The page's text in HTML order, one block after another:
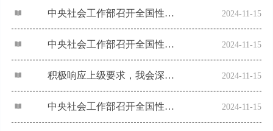
中央社会工作部召开全国性行业协会商会全面从严治党暨党的建设工作会议 2024-11-15
中央社会工作部召开全国性行业协会商会全面从严治党暨党的建设工作会议 2024-11-15
积极响应上级要求，我会深入推进党纪学习教育显成效 2024-11-15
中央社会工作部召开全国性行业协会商会传达学习贯彻党的二十届三中全会精神会议 2024-11-15